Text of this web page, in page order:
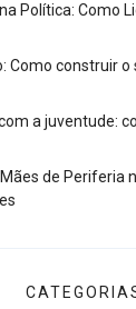
Política: Como
Como construir
a juventude:
de Periferia